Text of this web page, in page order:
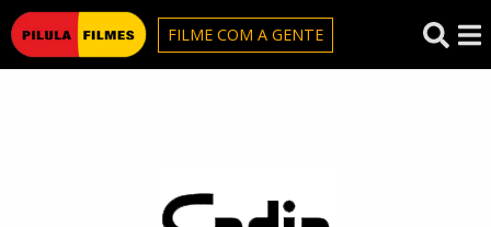
Pilula Filmes
FILME COM A GENTE
Sadia